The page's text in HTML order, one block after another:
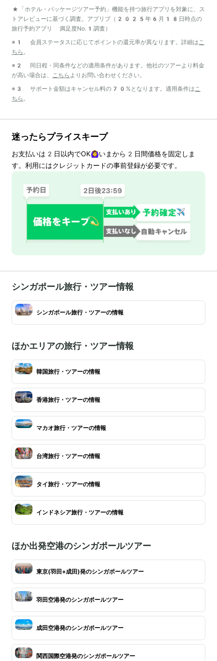
*「ホテル・パッケージツアー予約」機能を持つ旅行アプリを対象に、ス
トアレビューに基づく調査。アプリブ（2025年6月18日時点の
旅行予約アプリ 満足度No.1調査）
※1 会員ステータスに応じてポイントの還元率が異なります。詳細は こ
ちら 。
※2 同日程・同条件などの適用条件があります。他社のツアーより料金
が高い場合は、
こちら よりお問い合わせください。
※3 サポート金額はキャンセル料の70%となります。適用条件は こ
ちら 。
迷ったらプライスキープ
お支払いは 2 日以内でOK🙆‍♀️いまから 2 日間価格を固定しま
す。利用にはクレジットカードの事前登録が必要です。
シンガポール旅行・ツアー情報
シンガポール旅行・ツアーの情報
ほかエリアの旅行・ツアー情報
韓国旅行・ツアーの情報
香港旅行・ツアーの情報
マカオ旅行・ツアーの情報
台湾旅行・ツアーの情報
タイ旅行・ツアーの情報
インドネシア旅行・ツアーの情報
ほか出発空港のシンガポールツアー
東京(羽田+成田)発のシンガポールツアー
羽田空港発のシンガポールツアー
成田空港発のシンガポールツアー
関西国際空港発のシンガポールツアー